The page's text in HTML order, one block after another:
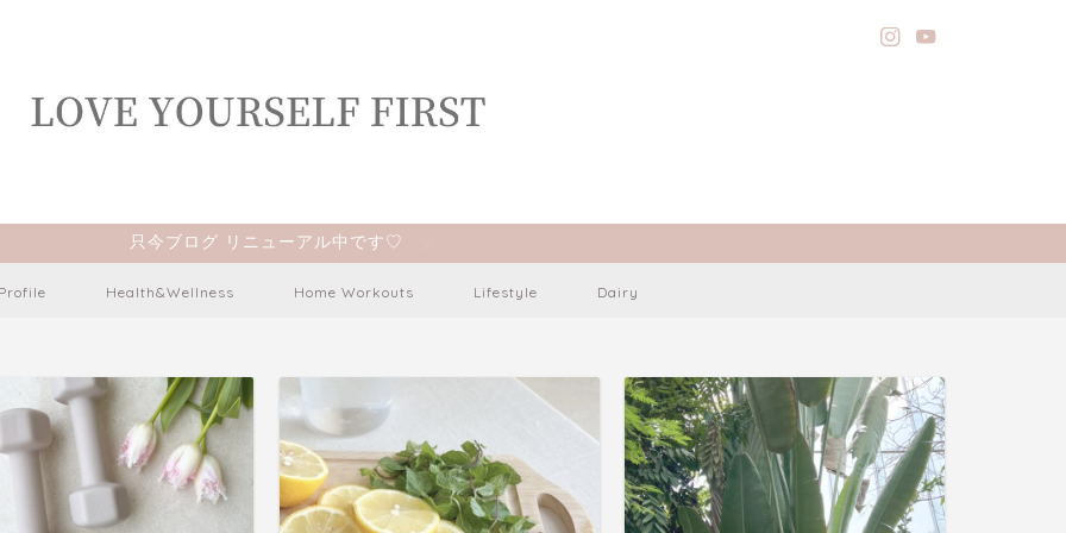
只今ブログ リニューアル中です♡
Health&Wellness Home Workouts Lifestyle Dairy